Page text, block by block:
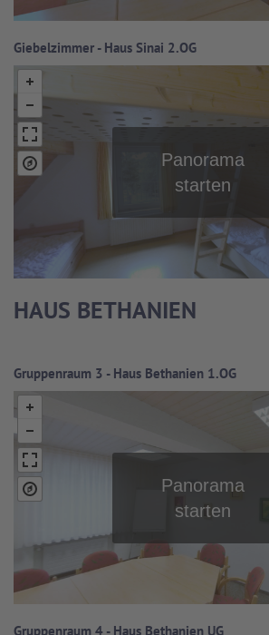
Giebelzimmer - Haus Sinai 2.OG
HAUS BETHANIEN
Gruppenraum 3 - Haus Bethanien 1.OG
Gruppenraum 4 - Haus Bethanien UG